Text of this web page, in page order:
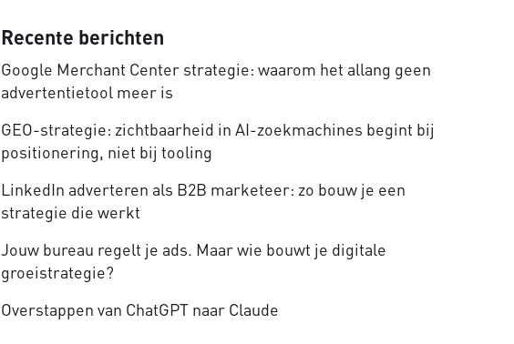
Recente berichten
Google Merchant Center strategie: waarom het allang geen
advertentietool meer is
GEO-strategie: zichtbaarheid in AI-zoekmachines begint bij
positionering, niet bij tooling
LinkedIn adverteren als B2B marketeer: zo bouw je een
strategie die werkt
Jouw bureau regelt je ads. Maar wie bouwt je digitale
groeistrategie?
Overstappen van ChatGPT naar Claude